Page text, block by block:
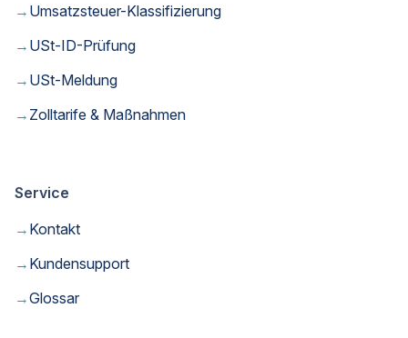
→ Umsatzsteuer-Klassifizierung
→ USt-ID-Prüfung
→ USt-Meldung
→ Zolltarife & Maßnahmen
Service
→ Kontakt
→ Kundensupport
→Glossar